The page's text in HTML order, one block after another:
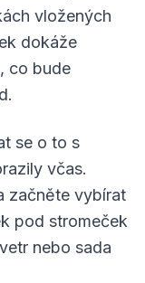
vložených
dokáže
co bude
se o to s
včas.
začněte vybírat
pod stromeček
nebo sada